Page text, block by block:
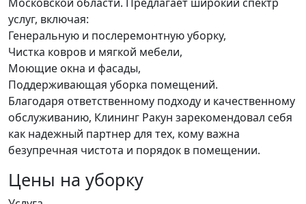
услуг, включая:
Генеральную и послеремонтную уборку,
Чистка ковров и мягкой мебели,
Моющие окна и фасады,
Поддерживающая уборка помещений.
Благодаря ответственному подходу и качественному
обслуживанию, Клининг Ракун зарекомендовал себя
как надежный партнер для тех, кому важна
безупречная чистота и порядок в помещении.
Цены на уборку